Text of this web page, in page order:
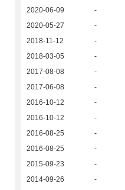
2020-06-09
-
2020-05-27
-
2018-11-12
-
2018-03-05
-
2017-08-08
-
2017-06-08
-
2016-10-12
-
2016-10-12
-
2016-08-25
-
2016-08-25
-
2015-09-23
-
2014-09-26
-